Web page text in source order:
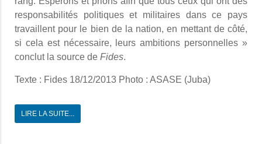
responsabilités politiques et militaires dans ce pays
travaillent pour le bien de la nation, en mettant de côté,
si cela est nécessaire, leurs ambitions personnelles »
conclut la source de Fides.
Texte : Fides 18/12/2013 Photo : ASASE (Juba)
LIRE LA SUITE...